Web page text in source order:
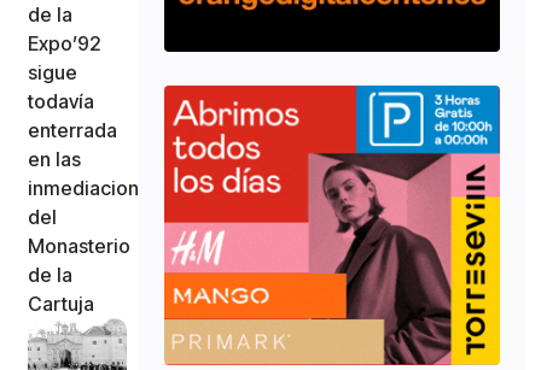
de la
Expo’92
sigue
todavía
enterrada
en las
inmediaciones
del
Monasterio
de la
Cartuja